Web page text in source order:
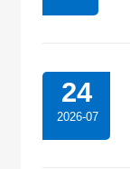
24
2026-07